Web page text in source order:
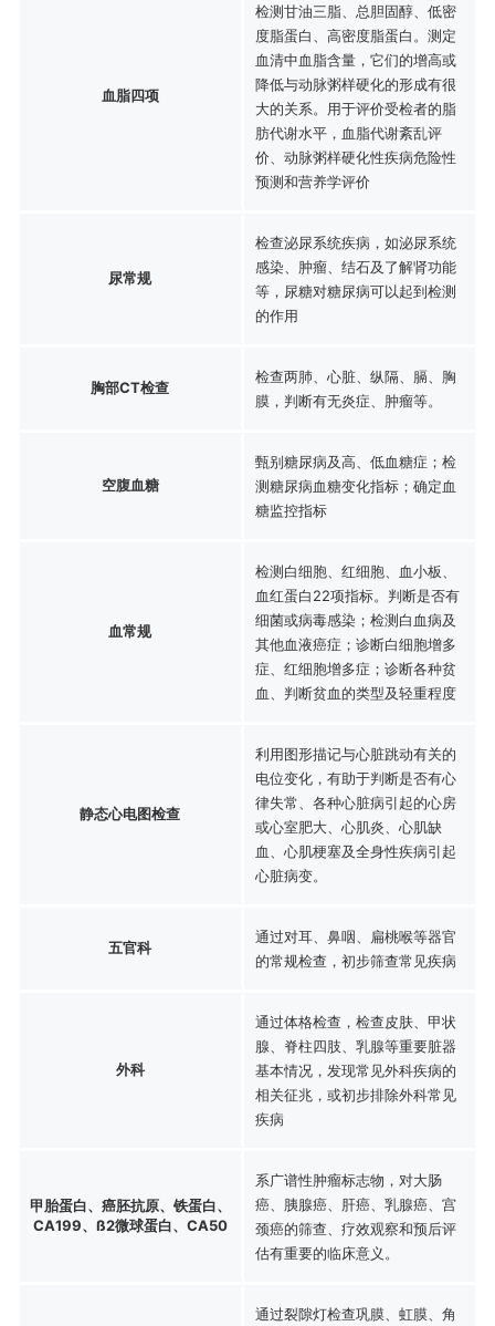
血脂四项
检测甘油三脂、总胆固醇、低密
度脂蛋白、高密度脂蛋白。测定
血清中血脂含量，它们的增高或
降低与动脉粥样硬化的形成有很
大的关系。用于评价受检者的脂
肪代谢水平，血脂代谢紊乱评
价、动脉粥样硬化性疾病危险性
预测和营养学评价
尿常规
检查泌尿系统疾病，如泌尿系统
感染、肿瘤、结石及了解肾功能
等，尿糖对糖尿病可以起到检测
的作用
胸部CT检查
检查两肺、心脏、纵隔、膈、胸
膜，判断有无炎症、肿瘤等。
空腹血糖
甄别糖尿病及高、低血糖症；检
测糖尿病血糖变化指标；确定血
糖监控指标
血常规
检测白细胞、红细胞、血小板、
血红蛋白22项指标。判断是否有
细菌或病毒感染；检测白血病及
其他血液癌症；诊断白细胞增多
症、红细胞增多症；诊断各种贫
血、判断贫血的类型及轻重程度
静态心电图检查
利用图形描记与心脏跳动有关的
电位变化，有助于判断是否有心
律失常、各种心脏病引起的心房
或心室肥大、心肌炎、心肌缺
血、心肌梗塞及全身性疾病引起
心脏病变。
五官科
通过对耳、鼻咽、扁桃喉等器官
的常规检查，初步筛查常见疾病
外科
通过体格检查，检查皮肤、甲状
腺、脊柱四肢、乳腺等重要脏器
基本情况，发现常见外科疾病的
相关征兆，或初步排除外科常见
疾病
甲胎蛋白、癌胚抗原、铁蛋白、
CA199、ß2微球蛋白、CA50
系广谱性肿瘤标志物，对大肠
癌、胰腺癌、肝癌、乳腺癌、宫
颈癌的筛查、疗效观察和预后评
估有重要的临床意义。
通过裂隙灯检查巩膜、虹膜、角